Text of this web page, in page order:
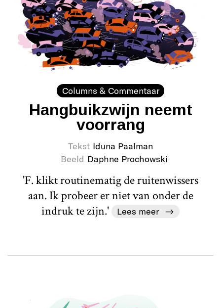
Columns & Commentaar
Hangbuikzwijn neemt
voorrang
Tekst Iduna Paalman
Beeld Daphne Prochowski
'F. klikt routinematig de ruitenwissers
aan. Ik probeer er niet van onder de
indruk te zijn.'
Lees meer